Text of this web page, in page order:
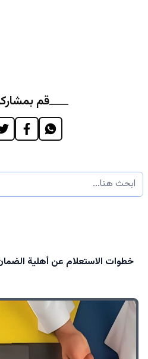
قم
خطوات الاستعلام عن أهلية الضمان